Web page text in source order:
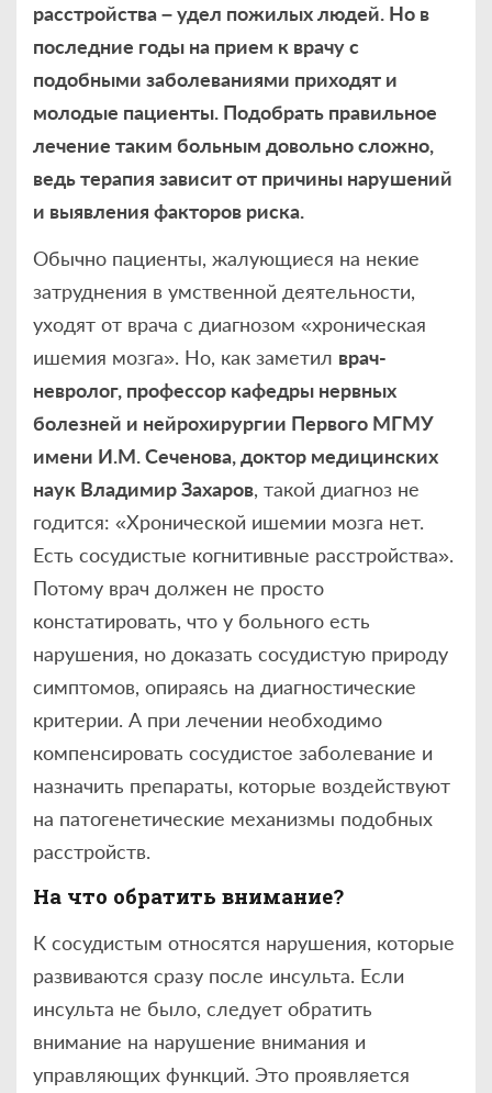
расстройства – удел пожилых людей. Но в
последние годы на прием к врачу с
подобными заболеваниями приходят и
молодые пациенты. Подобрать правильное
лечение таким больным довольно сложно,
ведь терапия зависит от причины нарушений
и выявления факторов риска.
Обычно пациенты, жалующиеся на некие
затруднения в умственной деятельности,
уходят от врача с диагнозом «хроническая
ишемия мозга». Но, как заметил врач-
невролог, профессор кафедры нервных
болезней и нейрохирургии Первого МГМУ
имени И.М. Сеченова, доктор медицинских
наук Владимир Захаров, такой диагноз не
годится: «Хронической ишемии мозга нет.
Есть сосудистые когнитивные расстройства».
Потому врач должен не просто
констатировать, что у больного есть
нарушения, но доказать сосудистую природу
симптомов, опираясь на диагностические
критерии. А при лечении необходимо
компенсировать сосудистое заболевание и
назначить препараты, которые воздействуют
на патогенетические механизмы подобных
расстройств.
На что обратить внимание?
К сосудистым относятся нарушения, которые
развиваются сразу после инсульта. Если
инсульта не было, следует обратить
внимание на нарушение внимания и
управляющих функций. Это проявляется